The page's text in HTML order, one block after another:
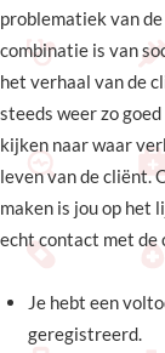
problematiek van
combinatie is van
het verhaal van de
steeds weer zo
kijken naar waar
leven van de cliënt.
maken is jou op het
echt contact met de
Je hebt een
geregistreerd.